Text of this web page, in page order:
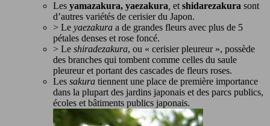
Les yamazakura, yaezakura et shidarezakura sont
d’autres variétés de cerisier du Japon.
> Le yaezakura a de grandes fleurs avec plus de 5
pétales denses et rose foncé.
> Le shiradezakura, ou « cerisier pleureur », possède
des branches qui tombent comme celles du saule
pleureur et portant des cascades de fleurs roses.
Les sakura tiennent une place de première importance
dans la plupart des jardins japonais et des parcs publics,
écoles et bâtiments publics japonais.